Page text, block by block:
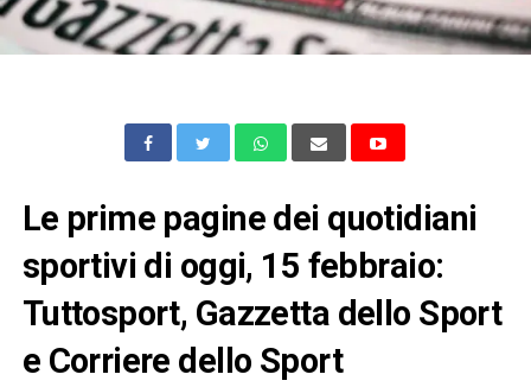
Le prime pagine dei quotidiani
sportivi di oggi, 15 febbraio:
Tuttosport, Gazzetta dello Sport
e Corriere dello Sport